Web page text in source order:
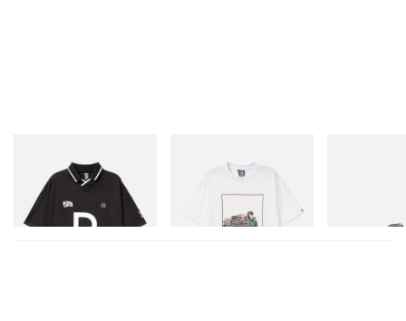
Billionaire Boys Club X Initial
D Game Shirt
立刻购入
Billionaire Boys Club X Initial
D Cotton T-Shirt 2